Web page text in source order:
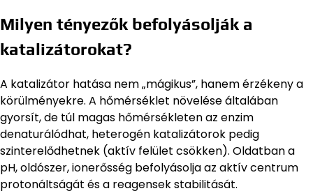
Milyen tényezők befolyásolják a
katalizátorokat?
A katalizátor hatása nem „mágikus”, hanem érzékeny a
körülményekre. A hőmérséklet növelése általában
gyorsít, de túl magas hőmérsékleten az enzim
denaturálódhat, heterogén katalizátorok pedig
szinterelődhetnek (aktív felület csökken). Oldatban a
pH, oldószer, ionerősség befolyásolja az aktív centrum
protonáltságát és a reagensek stabilitását.